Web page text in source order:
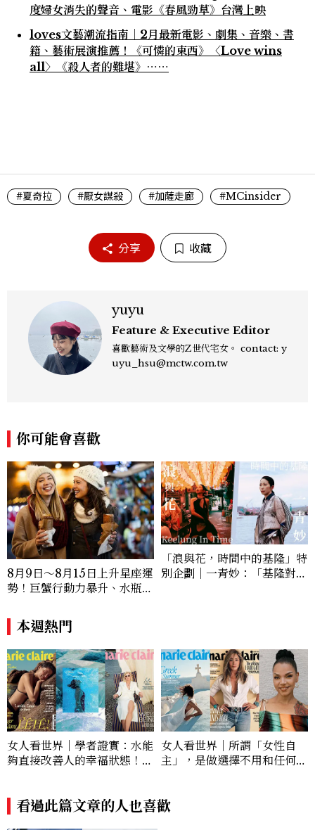
度婦女消失的聲音、電影《春風勁草》台灣上映
loves文藝潮流指南｜2月最新電影、劇集、音樂、書
籍、藝術展演推薦！《可憐的東西》〈Love wins
all〉《殺人者的難堪》⋯⋯
#夏奇拉 #厭女謀殺 #加薩走廊 #MCinsider
分享 收藏
yuyu
Feature & Executive Editor
喜歡藝術及文學的Z世代宅女。 contact: y
uyu_hsu@mctw.com.tw
你可能會喜歡
8月9日～8月15日上升星座運
勢！巨蟹行動力暴升、水瓶迎
「浪與花，時間中的基隆」特
別企劃｜一青妙：「基隆對我
本週熱門
女人看世界｜學者證實：水能
夠直接改善人的幸福狀態！別
女人看世界｜所謂「女性自
主」，是做選擇不用和任何人
看過此篇文章的人也喜歡